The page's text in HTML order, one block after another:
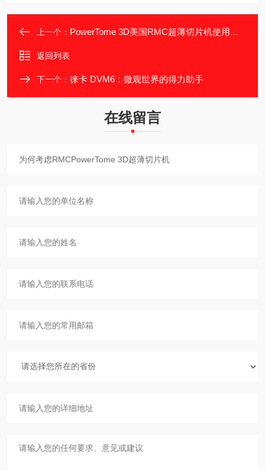
上一个： PowerTome 3D美国RMC超薄切片机使用与维护指南​
返回列表
下一个： 徕卡 DVM6：微观世界的得力助手
在线留言